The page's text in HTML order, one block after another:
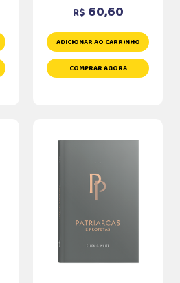
R$ 60,60
ADICIONAR AO CARRINHO
COMPRAR AGORA